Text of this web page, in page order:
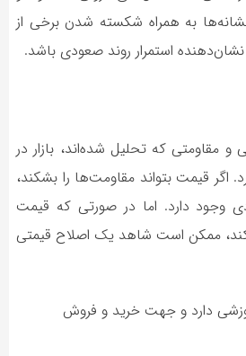
به همراه شکسته شدن برخی از
استمرار روند صعودی باشد.
و مقاومتی که تحلیل شده‌اند، بازار در
اگر قیمت بتواند مقاومت‌ها را بشکند،
وجود دارد. اما در صورتی که قیمت
کند، ممکن است شاهد یک اصلاح قیمتی
دارد و جهت خرید و فروش